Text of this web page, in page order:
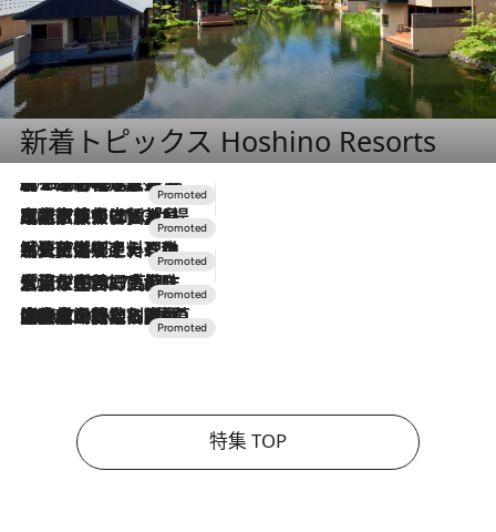
新着トピックス Hoshino Resorts
2026.8.7
【トンボの足水浴】ヒノキの香りに包まれて涼感マックス！約13℃の湧水かけ流しを避暑地「星野温泉 トンボの湯」で体験
2026.7.31
【ホテル帰省】という選択肢をOMOが提案。家族とほどよい距離を保つには「昼は実家、夜は気兼ねなくホテルで！」
2026.7.24
【夏限定ディナーコース】旬を迎える稚鮎や花ズッキーニなどをイタリア・トスカーナの郷土料理の手法で満喫！
2026.7.17
「土佐和ハーブかき氷」がOMO7高知に登場！生姜、山椒、大葉など目にも舌にも涼を呼ぶ郷土の味
2026.7.10
NEW OPEN！【界 草津】名湯の地に誕生。趣の異なる2種の温泉と上州ならではの会席・蕎麦割烹など美食を味わう究極の癒やし旅
特集 TOP